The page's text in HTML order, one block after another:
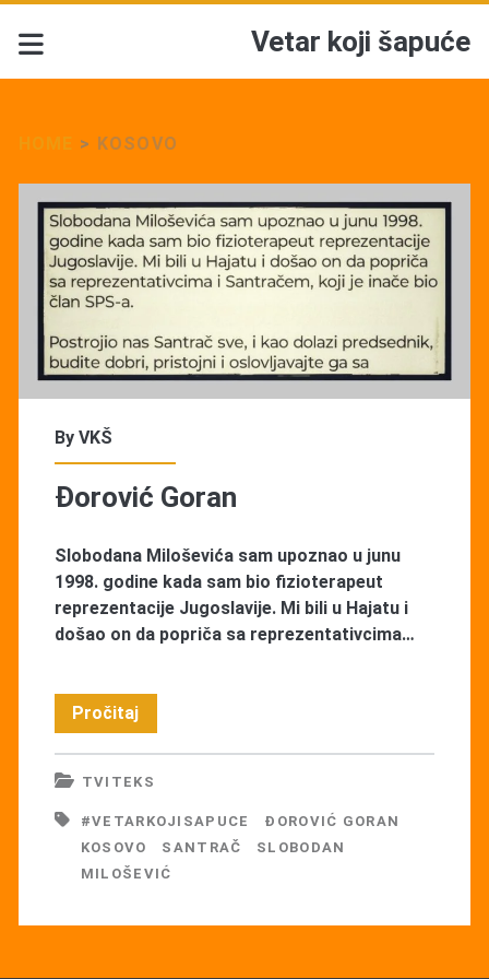
Vetar koji šapuće
> KOSOVO
Tag:
<span>Kosovo</span>
By VKŠ
Đorović Goran
Slobodana Miloševića sam upoznao u junu
1998. godine kada sam bio fizioterapeut
reprezentacije Jugoslavije. Mi bili u Hajatu i
došao on da popriča sa reprezentativcima…
PročitajĐorović
Goran
TVITEKS
#VETARKOJISAPUCE
ĐOROVIĆ GORAN
KOSOVO
SANTRAČ
SLOBODAN
MILOŠEVIĆ